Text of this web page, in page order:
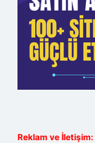
Reklam ve İletişim: